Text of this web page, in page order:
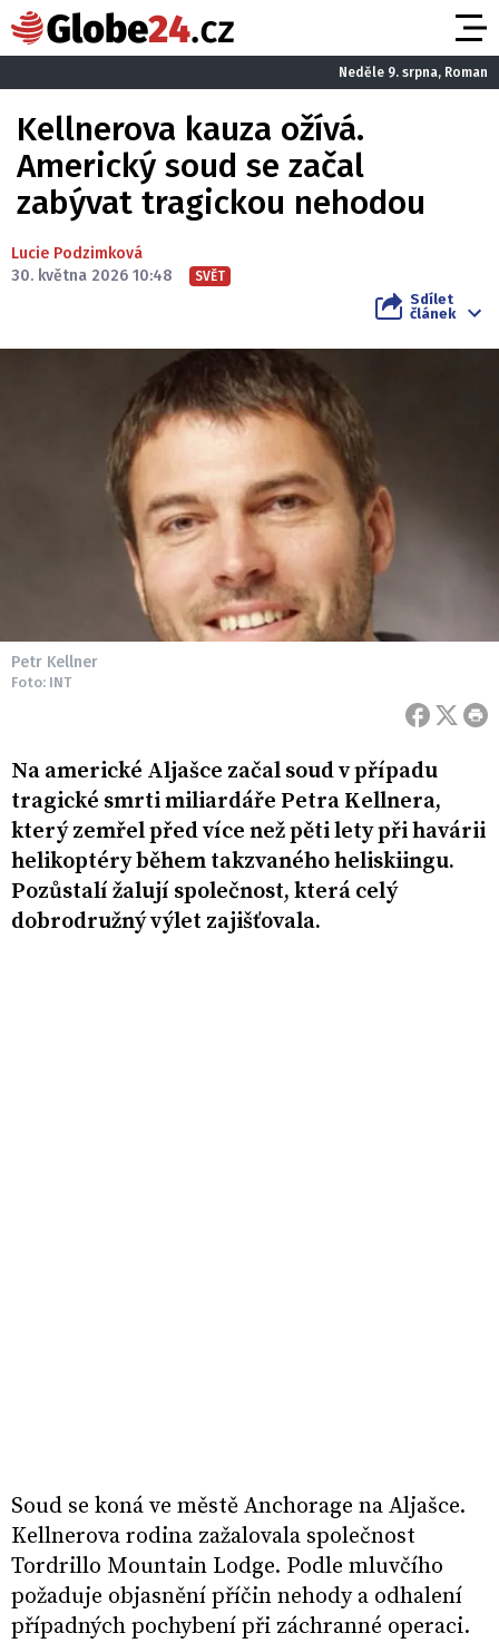
Neděle 9. srpna, Roman
Kellnerova kauza ožívá.
Americký soud se začal
zabývat tragickou nehodou
Lucie Podzimková
30. května 2026 10:48
SVĚT
Sdílet
článek
Petr Kellner
Foto: INT
Na americké Aljašce začal soud v případu
tragické smrti miliardáře Petra Kellnera,
který zemřel před více než pěti lety při havárii
helikoptéry během takzvaného heliskiingu.
Pozůstalí žalují společnost, která celý
dobrodružný výlet zajišťovala.
Soud se koná ve městě Anchorage na Aljašce.
Kellnerova rodina zažalovala společnost
Tordrillo Mountain Lodge. Podle mluvčího
požaduje objasnění příčin nehody a odhalení
případných pochybení při záchranné operaci.